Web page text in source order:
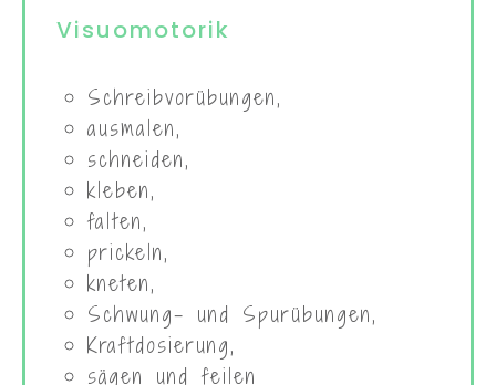
Visuomotorik
Schreibvorübungen,
ausmalen,
schneiden,
kleben,
falten,
prickeln,
kneten,
Schwung- und Spurübungen,
Kraftdosierung,
sägen und feilen